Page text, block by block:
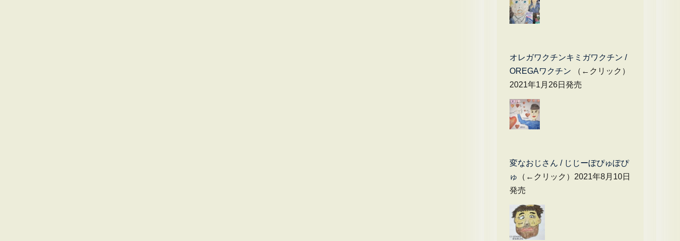
オレガワクチンキミガワクチン /
OREGAワクチン （←クリック）
2021年1月26日発売
変なおじさん / じじーぽぴゅぽぴ
ゅ
（←クリック）2021年8月10日
発売